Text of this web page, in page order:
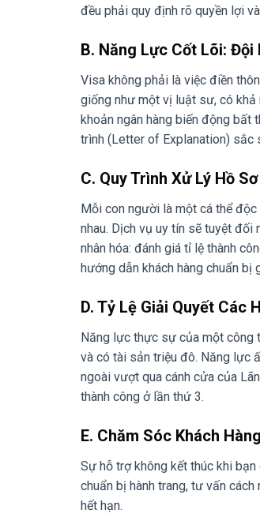
đều phải quy định rõ quyền lợi
B. Năng Lực Cốt Lõi: Đội
Visa không phải là việc điền
giống như một vị luật sư, có khả
khoản ngân hàng biến động
trình (Letter of Explanation) sắc
C. Quy Trình Xử Lý Hồ
Mỗi con người là một cá thể
nhau. Dịch vụ uy tín sẽ tuyệt đối
nhân hóa: đánh giá tỉ lệ thành
hướng dẫn khách hàng chuẩn
D. Tỷ Lệ Giải Quyết Các
Năng lực thực sự của một công
và có tài sản triệu đô. Năng lực
ngoài vượt qua cánh cửa của
thành công ở lần thứ 3.
E. Chăm Sóc Khách
Sự hỗ trợ không kết thúc khi
chuẩn bị hành trang, tư vấn
hết hạn.